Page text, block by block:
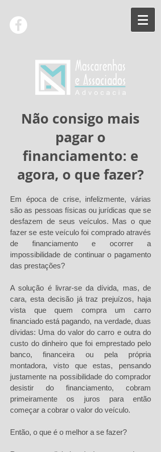
Não consigo mais
pagar o
financiamento: e
agora, o que fazer?
Em época de crise, infelizmente, várias
são as pessoas físicas ou jurídicas que se
desfazem de seus veículos. Mas o que
fazer se este veículo foi comprado através
de financiamento e ocorrer a
impossibilidade de continuar o pagamento
das prestações?
A solução é livrar-se da dívida, mas, de
cara, esta decisão já traz prejuízos, haja
vista que quem compra um carro
financiado está pagando, na verdade, duas
dívidas: Uma do valor do carro e outra do
custo do dinheiro que foi emprestado pelo
banco, financeira ou pela própria
montadora, visto que estas, pensando
justamente na possibilidade do comprador
desistir do financiamento, cobram
primeiramente os juros para então
começar a cobrar o valor do veículo.
Então, o que é o melhor a se fazer?